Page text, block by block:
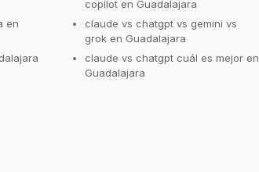
en
copilot en Guadalajara
claude vs chatgpt vs gemini vs
grok en Guadalajara
claude vs chatgpt cuál es mejor en
Guadalajara